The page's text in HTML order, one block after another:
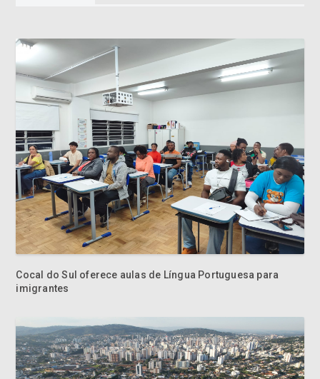
Cocal do Sul oferece aulas de Língua Portuguesa para
imigrantes